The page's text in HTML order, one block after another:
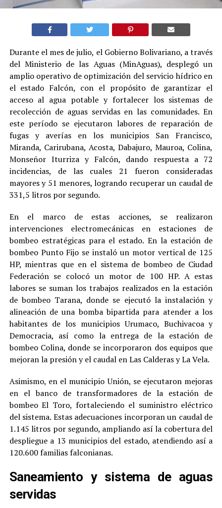
Durante el mes de julio, el Gobierno Bolivariano, a través
del Ministerio de las Aguas (MinAguas), desplegó un
amplio operativo de optimización del servicio hídrico en
el estado Falcón, con el propósito de garantizar el
acceso al agua potable y fortalecer los sistemas de
recolección de aguas servidas en las comunidades. En
este período se ejecutaron labores de reparación de
fugas y averías en los municipios San Francisco,
Miranda, Carirubana, Acosta, Dabajuro, Mauroa, Colina,
Monseñor Iturriza y Falcón, dando respuesta a 72
incidencias, de las cuales 21 fueron consideradas
mayores y 51 menores, logrando recuperar un caudal de
331,5 litros por segundo.
En el marco de estas acciones, se realizaron
intervenciones electromecánicas en estaciones de
bombeo estratégicas para el estado. En la estación de
bombeo Punto Fijo se instaló un motor vertical de 125
HP, mientras que en el sistema de bombeo de Ciudad
Federación se colocó un motor de 100 HP. A estas
labores se suman los trabajos realizados en la estación
de bombeo Tarana, donde se ejecutó la instalación y
alineación de una bomba bipartida para atender a los
habitantes de los municipios Urumaco, Buchivacoa y
Democracia, así como la entrega de la estación de
bombeo Colina, donde se incorporaron dos equipos que
mejoran la presión y el caudal en Las Calderas y La Vela.
Asimismo, en el municipio Unión, se ejecutaron mejoras
en el banco de transformadores de la estación de
bombeo El Toro, fortaleciendo el suministro eléctrico
del sistema. Estas adecuaciones incorporan un caudal de
1.145 litros por segundo, ampliando así la cobertura del
despliegue a 13 municipios del estado, atendiendo así a
120.600 familias falconianas.
Saneamiento y sistema de aguas
servidas